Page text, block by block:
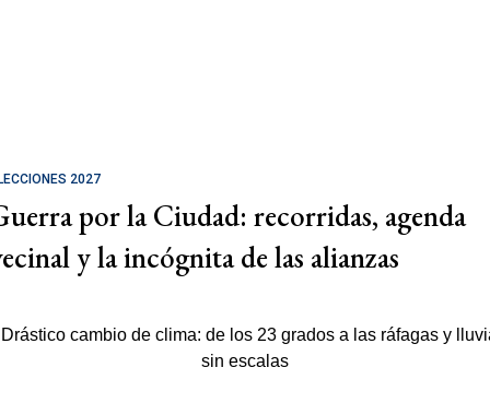
2027
por la Ciudad: recorridas, agenda
y la incógnita de las alianzas